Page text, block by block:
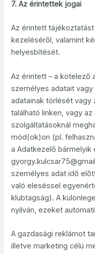
7. Az érintettek jogai
Az érintett
kezeléséről, valamint
helyesbítését.
Az érintett – a kötelező
személyes adatait
adatainak törlését vagy
található linken, vagy
szolgáltatásoknál
mód(ok)on (pl.
a Adatkezelő bármelyik
személyes adat idő
való eleséssel
klubtagság). A
nyilván, ezeket
A gazdasági reklámot
illetve marketing célú